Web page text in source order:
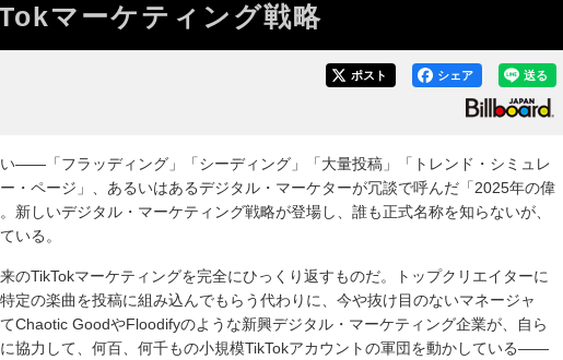
マーケティング戦略
送る
シェア
ポスト
――「フラッディング」「シーディング」「大量投稿」「トレンド・シミュレ
・ページ」、あるいはあるデジタル・マーケターが冗談で呼んだ「2025年の偉
新しいデジタル・マーケティング戦略が登場し、誰も正式名称を知らないが、
いる。
のTikTokマーケティングを完全にひっくり返すものだ。トップクリエイターに
定の楽曲を投稿に組み込んでもらう代わりに、今や抜け目のないマネージャ
Chaotic GoodやFloodifyのような新興デジタル・マーケティング企業が、自ら
協力して、何百、何千もの小規模TikTokアカウントの軍団を動かしている――